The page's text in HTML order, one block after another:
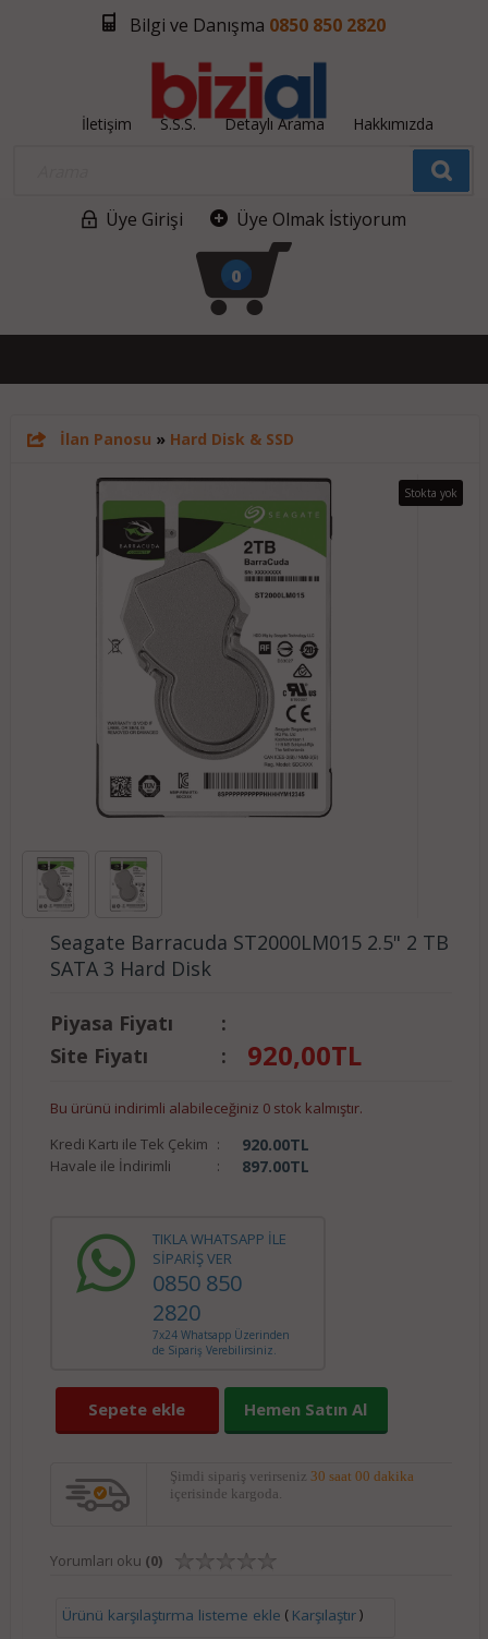
Bilgi ve Danışma 0850 850 2820
İletişim S.S.S. Detaylı Arama Hakkımızda
Üye Girişi Üye Olmak İstiyorum
0
İlan Panosu » Hard Disk & SSD
Stokta yok
Seagate Barracuda ST2000LM015 2.5" 2 TB
SATA 3 Hard Disk
Piyasa Fiyatı
:
Site Fiyatı
: 920,00TL
Bu ürünü indirimli alabileceğiniz 0 stok kalmıştır.
Kredi Kartı ile Tek Çekim : 920.00TL
Havale ile İndirimli : 897.00TL
TIKLA WHATSAPP İLE
SİPARİŞ VER
0850 850
2820
7x24 Whatsapp Üzerinden
de Sipariş Verebilirsiniz.
Sepete ekle Hemen Satın Al
Şimdi sipariş verirseniz 30 saat 00 dakika
içerisinde kargoda.
Yorumları oku (0)
Ürünü karşılaştırma listeme ekle ( Karşılaştır)